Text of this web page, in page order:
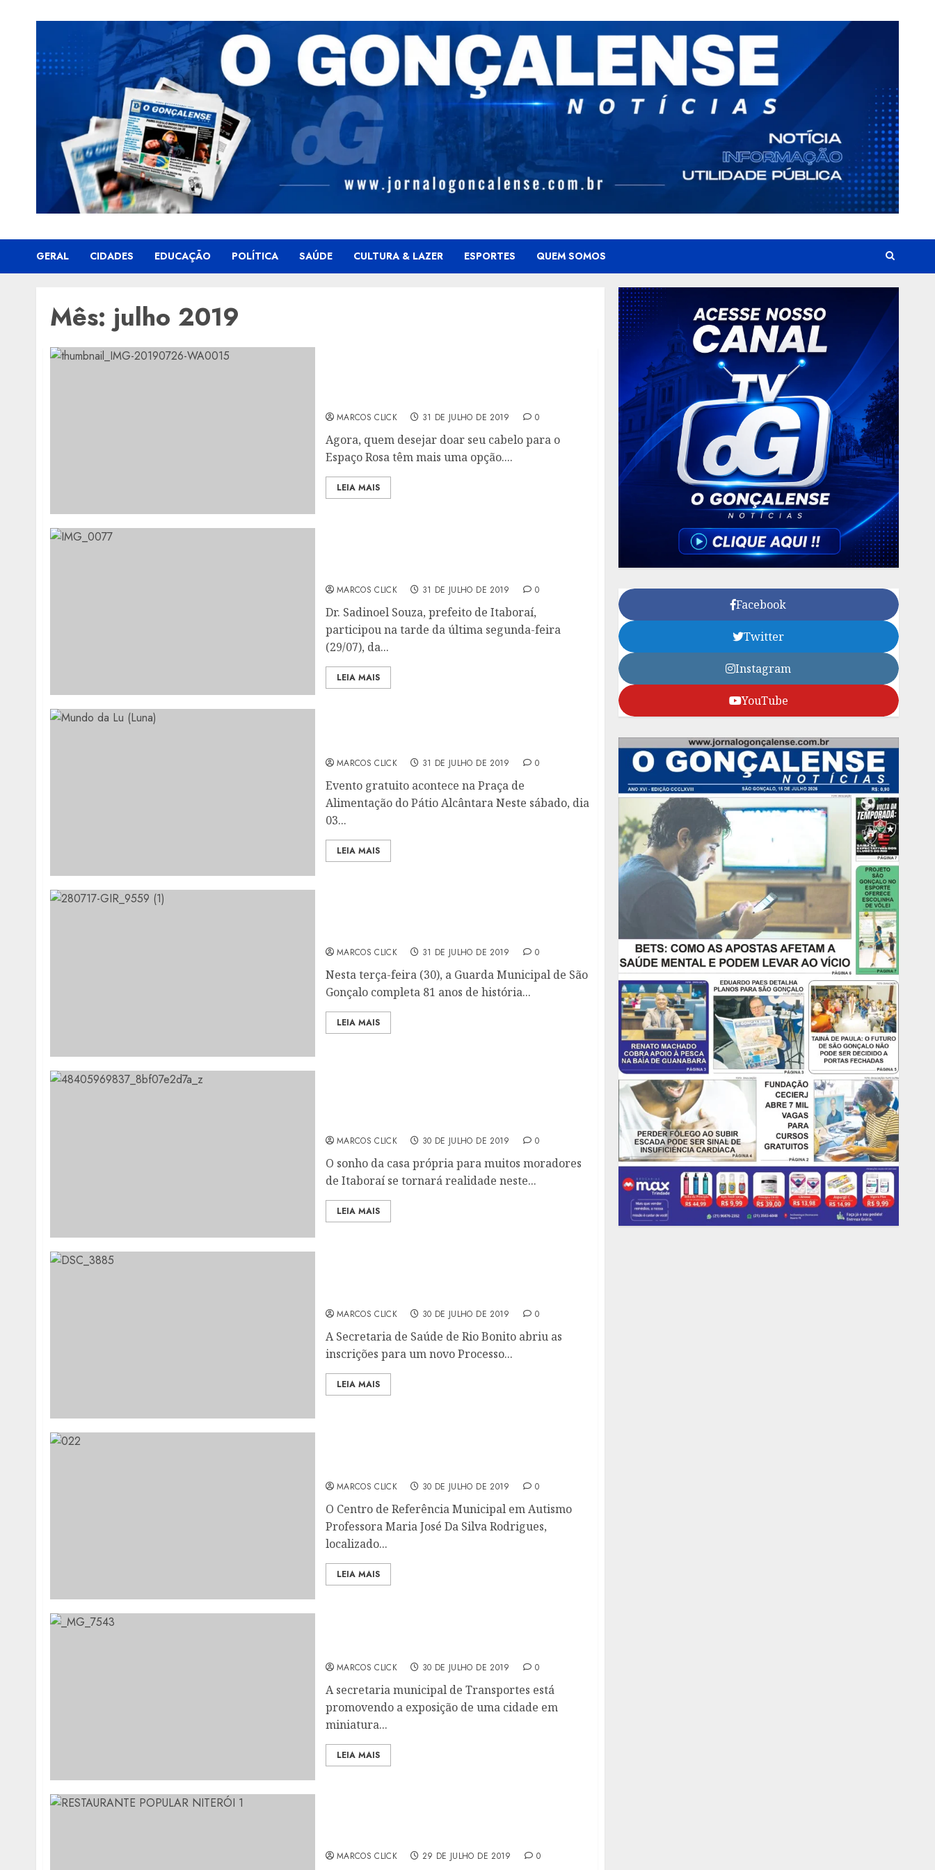
GERAL CIDADES EDUCAÇÃO POLÍTICA SAÚDE CULTURA & LAZER ESPORTES QUEM SOMOS
Mês: julho 2019
MARCOS CLICK 31 DE JULHO DE 2019 0
Agora, quem desejar doar seu cabelo para o
Espaço Rosa têm mais uma opção....
LEIA MAIS
MARCOS CLICK 31 DE JULHO DE 2019 0
Dr. Sadinoel Souza, prefeito de Itaboraí,
participou na tarde da última segunda-feira
(29/07), da...
LEIA MAIS
MARCOS CLICK 31 DE JULHO DE 2019 0
Evento gratuito acontece na Praça de
Alimentação do Pátio Alcântara Neste sábado, dia
03...
LEIA MAIS
MARCOS CLICK 31 DE JULHO DE 2019 0
Nesta terça-feira (30), a Guarda Municipal de São
Gonçalo completa 81 anos de história...
LEIA MAIS
MARCOS CLICK 30 DE JULHO DE 2019 0
O sonho da casa própria para muitos moradores
de Itaboraí se tornará realidade neste...
LEIA MAIS
MARCOS CLICK 30 DE JULHO DE 2019 0
A Secretaria de Saúde de Rio Bonito abriu as
inscrições para um novo Processo...
LEIA MAIS
MARCOS CLICK 30 DE JULHO DE 2019 0
O Centro de Referência Municipal em Autismo
Professora Maria José Da Silva Rodrigues,
localizado...
LEIA MAIS
MARCOS CLICK 30 DE JULHO DE 2019 0
A secretaria municipal de Transportes está
promovendo a exposição de uma cidade em
miniatura...
LEIA MAIS
MARCOS CLICK 29 DE JULHO DE 2019 0
Facebook
Twitter
Instagram
YouTube